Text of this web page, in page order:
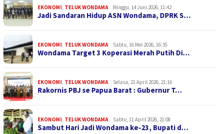
EKONOMI, TELUK WONDAMA Minggu, 14 Juni 2026, 11:42
Jadi Sandaran Hidup ASN Wondama, DPRK S…
EKONOMI, TELUK WONDAMA Sabtu, 16 Mei 2026, 16:35
Wondama Target 3 Koperasi Merah Putih Di…
EKONOMI, TELUK WONDAMA Selasa, 21 April 2026, 21:16
Rakornis PBJ se Papua Barat : Gubernur T…
EKONOMI, TELUK WONDAMA Sabtu, 11 April 2026, 21:08
Sambut Hari Jadi Wondama ke-23, Bupati d…